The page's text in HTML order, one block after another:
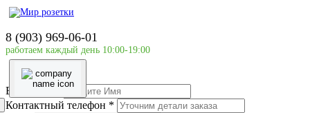
8 (903) 969-06-01
работаем каждый день 10:00-19:00
Главная страница
Рамка
Рамка тройная Werkel Stark белый W0031801
Ваше имя *
Контактный телефон *